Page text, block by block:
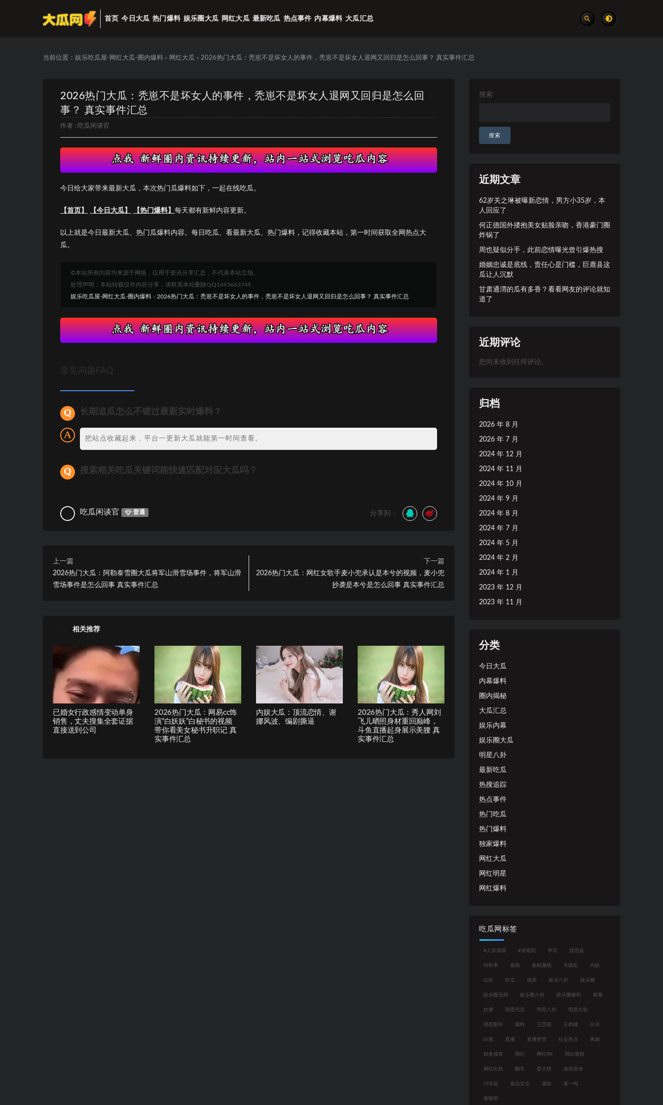
首页 今日大瓜 热门爆料 娱乐圈大瓜 网红大瓜 最新吃瓜 热点事件 内幕爆料 大瓜汇总
当前位置： 娱乐吃瓜屋-网红大瓜-圈内爆料 > 网红大瓜 > 2026热门大瓜：秃崽不是坏女人的事件，秃崽不是坏女人退网又回归是怎么回事？ 真实事件汇总
2026热门大瓜：秃崽不是坏女人的事件，秃崽不是坏女人退网又回归是怎么回
事？ 真实事件汇总
作者 : 吃瓜闲谈官
今日给大家带来最新大瓜，本次热门瓜爆料如下，一起在线吃瓜。
【首页】 【今日大瓜】 【热门爆料】 每天都有新鲜内容更新。
以上就是今日最新大瓜、热门瓜爆料内容。每日吃瓜、看最新大瓜、热门爆料，记得收藏本站，第一时间获取全网热点大
瓜。
©本站所有内容均来源于网络，仅用于资讯分享汇总，不代表本站立场。
处理声明：本站转载仅作内容分享，请联系本站删除QQ1693663749。
娱乐吃瓜屋-网红大瓜-圈内爆料 » 2026热门大瓜：秃崽不是坏女人的事件，秃崽不是坏女人退网又回归是怎么回事？ 真实事件汇总
常见问题FAQ
长期追瓜怎么不错过最新实时爆料？
把站点收藏起来，平台一更新大瓜就能第一时间查看。
搜索相关吃瓜关键词能快速匹配对应大瓜吗？
吃瓜闲谈官 普通 分享到：
上一篇
2026热门大瓜：阿勒泰雪圈大瓜将军山滑雪场事件，将军山滑
雪场事件是怎么回事 真实事件汇总
下一篇
2026热门大瓜：网红女歌手麦小兜承认是本兮的视频，麦小兜
抄袭是本兮是怎么回事 真实事件汇总
相关推荐
已婚女行政感情变动单身
销售，丈夫搜集全套证据
直接送到公司
2026热门大瓜：网易cc饰
演“白妖妖”白秘书的视频
带你看美女秘书升职记 真
实事件汇总
内娱大瓜：顶流恋情、谢
娜风波、编剧撕逼
2026热门大瓜：秀人网刘
飞儿晒照身材重回巅峰，
斗鱼直播起身展示美腰 真
实事件汇总
搜索
搜索
近期文章
62岁关之琳被曝新恋情，男方小35岁，本
人回应了
何正德国外搂抱美女贴脸亲吻，香港豪门圈
炸锅了
周也疑似分手，此前恋情曝光曾引爆热搜
婚姻忠诚是底线，责任心是门槛，巨鹿县这
瓜让人沉默
甘肃通渭的瓜有多香？看看网友的评论就知
道了
近期评论
您尚未收到任何评论。
归档
2026 年 8 月
2026 年 7 月
2024 年 12 月
2024 年 11 月
2024 年 10 月
2024 年 9 月
2024 年 8 月
2024 年 7 月
2024 年 5 月
2024 年 2 月
2024 年 1 月
2023 年 12 月
2023 年 11 月
分类
今日大瓜
内幕爆料
圈内揭秘
大瓜汇总
娱乐内幕
娱乐圈大瓜
明星八卦
最新吃瓜
热搜追踪
热点事件
热门吃瓜
热门爆料
独家爆料
网红大瓜
网红明星
网红爆料
吃瓜网标签
#人设崩塌 #潜规则 争议 优思益
何秋亊 偷税 偷税漏税 关晓彤 内娱
出轨 吃瓜 塌房 娱乐八卦 娱乐圈
娱乐圈丑闻 娱乐圈八卦 娱乐圈爆料 家暴
抄袭 明星代言 明星八卦 明星出轨
明星翻车 爆料 王思聪 王鹤棣 白冰
白鹿 直播 直播带货 社会热点 离婚
税务稽查 网红 网红PK 网红偷税
网红出轨 翻车 耍大牌 虚假宣传
闫学晶 食品安全 鹿晗 黄一鸣
黄晓明